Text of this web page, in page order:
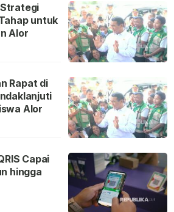
untuk
Alor
Rapat di
Alor
Capai
hingga